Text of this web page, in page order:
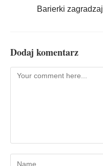
Barierki
Dodaj komentarz